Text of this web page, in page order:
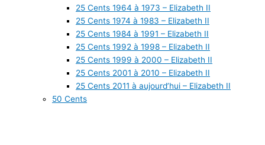
25 Cents 1964 à 1973 – Elizabeth II
25 Cents 1974 à 1983 – Elizabeth II
25 Cents 1984 à 1991 – Elizabeth II
25 Cents 1992 à 1998 – Elizabeth II
25 Cents 1999 à 2000 – Elizabeth II
25 Cents 2001 à 2010 – Elizabeth II
25 Cents 2011 à aujourd’hui – Elizabeth II
50 Cents